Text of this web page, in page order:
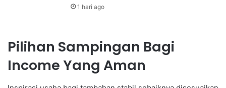
1 hari ago
Pilihan Sampingan Bagi
Income Yang Aman